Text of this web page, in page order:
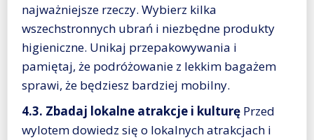
najważniejsze rzeczy. Wybierz kilka
wszechstronnych ubrań i niezbędne produkty
higieniczne. Unikaj przepakowywania i
pamiętaj, że podróżowanie z lekkim bagażem
sprawi, że będziesz bardziej mobilny.
4.3. Zbadaj lokalne atrakcje i kulturę Przed
wylotem dowiedz się o lokalnych atrakcjach i